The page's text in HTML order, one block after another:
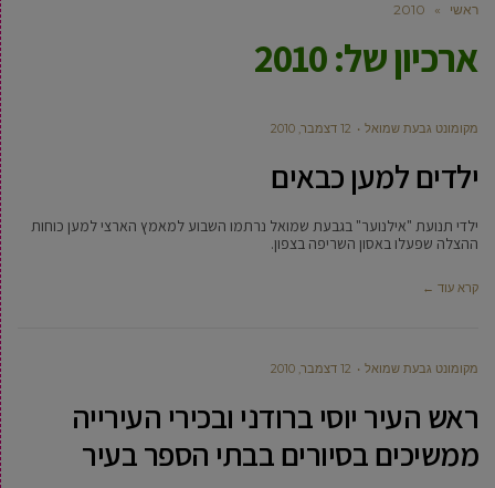
ראשי »
2010
ארכיון של:2010
מקומונט גבעת שמואל 12 דצמבר, 2010
ילדים למען כבאים
ילדי תנועת "אילנוער" בגבעת שמואל נרתמו השבוע למאמץ הארצי למען כוחות
ההצלה שפעלו באסון השריפה בצפון.
קרא עוד ←
מקומונט גבעת שמואל 12 דצמבר, 2010
ראש העיר יוסי ברודני ובכירי העירייה
ממשיכים בסיורים בבתי הספר בעיר